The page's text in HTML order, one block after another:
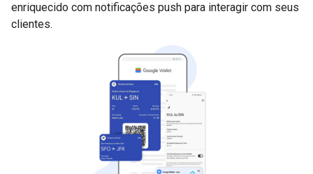
enriquecido com notificações push para interagir com seus
clientes.